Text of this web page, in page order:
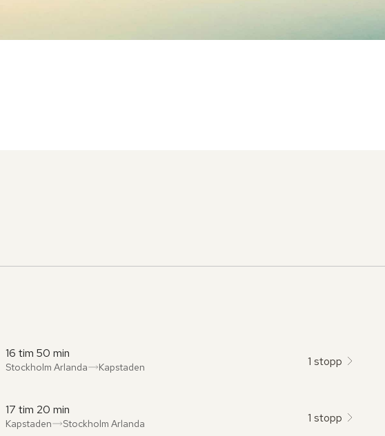
16 tim 50 min
Från:
Stockholm Arlanda
,till: Kapstaden 1 stopp
17 tim 20 min
Från:
Kapstaden
,till: Stockholm Arlanda 1 stopp